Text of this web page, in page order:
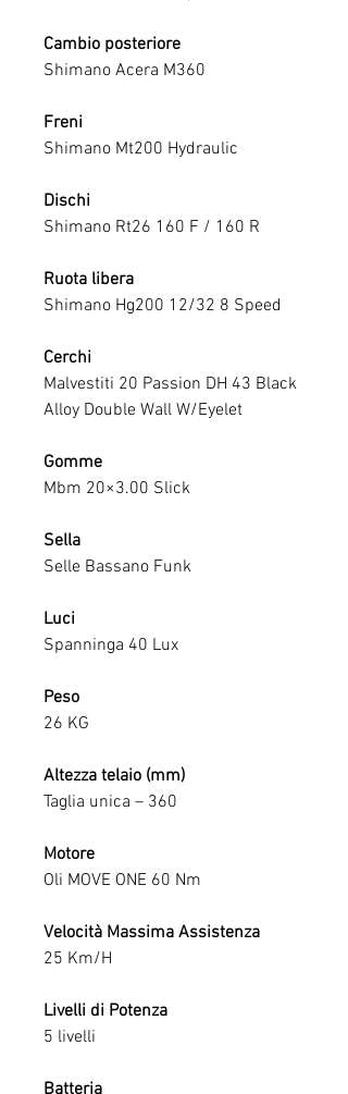
Cambio posteriore
Shimano Acera M360
Freni
Shimano Mt200 Hydraulic
Dischi
Shimano Rt26 160 F / 160 R
Ruota libera
Shimano Hg200 12/32 8 Speed
Cerchi
Malvestiti 20 Passion DH 43 Black
Alloy Double Wall W/Eyelet
Gomme
Mbm 20×3.00 Slick
Sella
Selle Bassano Funk
Luci
Spanninga 40 Lux
Peso
26 KG
Altezza telaio (mm)
Taglia unica – 360
Motore
Oli MOVE ONE 60 Nm
Velocità Massima Assistenza
25 Km/H
Livelli di Potenza
5 livelli